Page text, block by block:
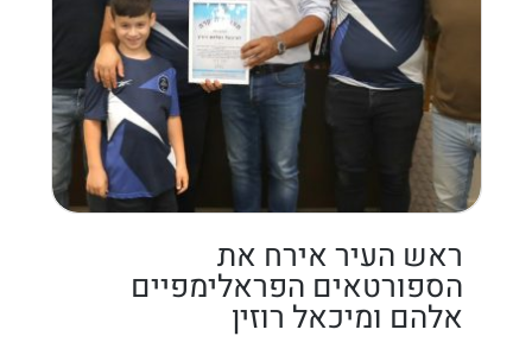
ראש העיר אירח את
הספורטאים הפראלימפיים
אלהם ומיכאל רוזין